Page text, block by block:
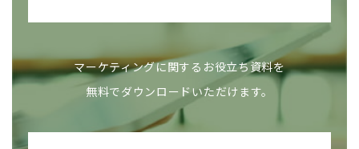
マーケティングに関するお役立ち資料を
無料でダウンロードいただけます。